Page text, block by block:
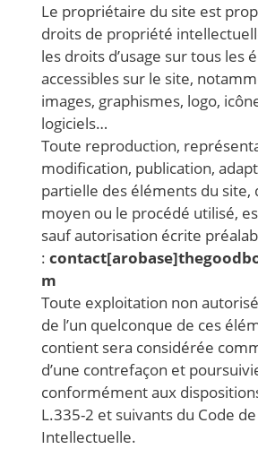
Le propriétaire du site est
droits de propriété
les droits d’usage sur tous les
accessibles sur le site,
images, graphismes, logo,
logiciels…
Toute reproduction,
modification, publication,
partielle des éléments du site,
moyen ou le procédé utilisé,
sauf autorisation écrite
:
m
Toute exploitation non
de l’un quelconque de ces
contient sera considérée
d’une contrefaçon et
conformément aux
L.335-2 et suivants du Code
Intellectuelle.